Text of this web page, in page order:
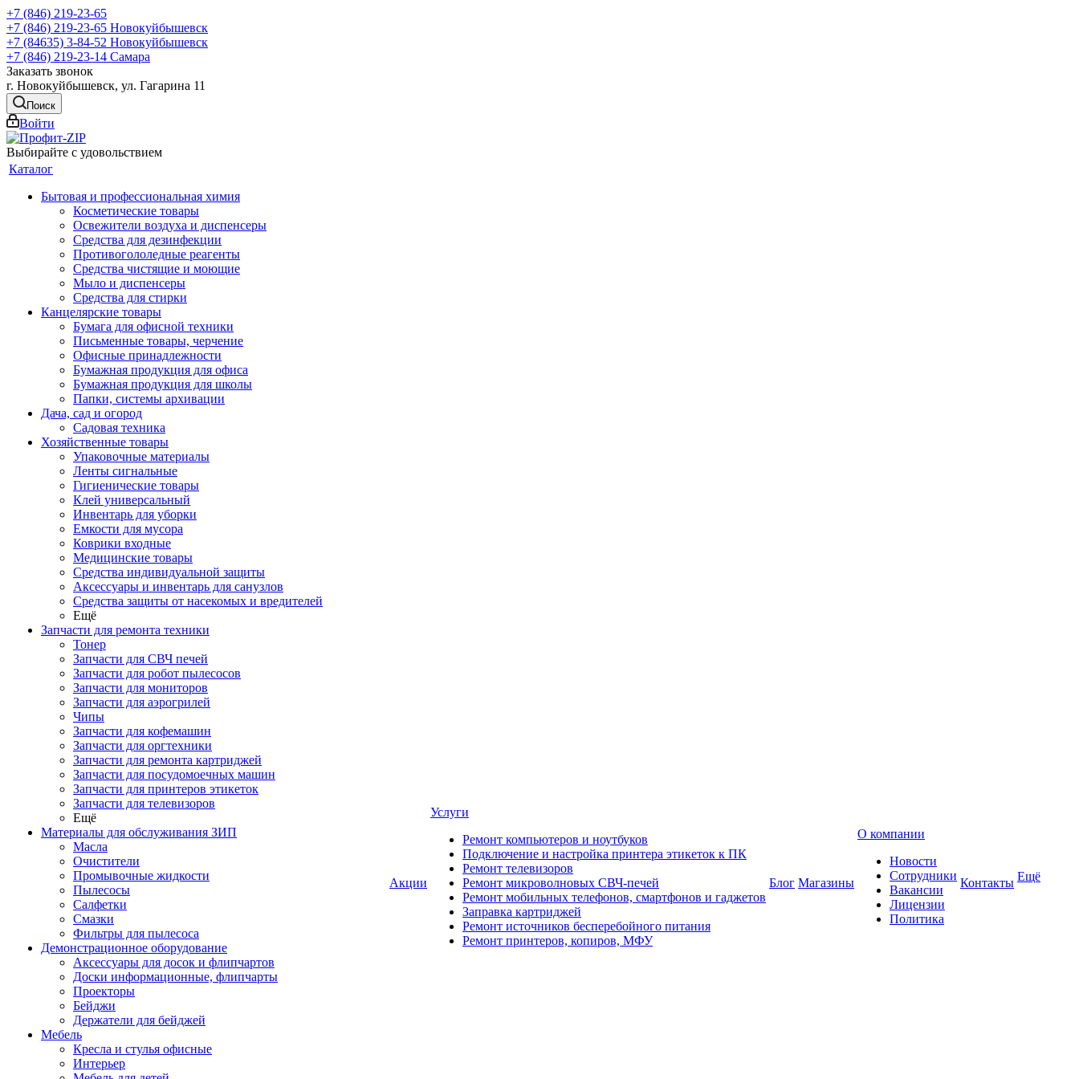
+7 (846) 219-23-65
+7 (846) 219-23-65 Новокуйбышевск
+7 (84635) 3-84-52 Новокуйбышевск
+7 (846) 219-23-14 Самара
Заказать звонок
г. Новокуйбышевск, ул. Гагарина 11
Поиск
Войти
Выбирайте с удовольствием
Каталог
Бытовая и профессиональная химия
Косметические товары
Освежители воздуха и диспенсеры
Средства для дезинфекции
Противогололедные реагенты
Средства чистящие и моющие
Мыло и диспенсеры
Средства для стирки
Канцелярские товары
Бумага для офисной техники
Письменные товары, черчение
Офисные принадлежности
Бумажная продукция для офиса
Бумажная продукция для школы
Папки, системы архивации
Дача, сад и огород
Садовая техника
Хозяйственные товары
Упаковочные материалы
Ленты сигнальные
Гигиенические товары
Клей универсальный
Инвентарь для уборки
Емкости для мусора
Коврики входные
Медицинские товары
Средства индивидуальной защиты
Аксессуары и инвентарь для санузлов
Средства защиты от насекомых и вредителей
Ещё
Запчасти для ремонта техники
Тонер
Запчасти для СВЧ печей
Запчасти для робот пылесосов
Запчасти для мониторов
Запчасти для аэрогрилей
Чипы
Запчасти для кофемашин
Запчасти для оргтехники
Запчасти для ремонта картриджей
Запчасти для посудомоечных машин
Запчасти для принтеров этикеток
Запчасти для телевизоров
Ещё
Материалы для обслуживания ЗИП
Масла
Очистители
Промывочные жидкости
Пылесосы
Салфетки
Смазки
Фильтры для пылесоса
Демонстрационное оборудование
Аксессуары для досок и флипчартов
Доски информационные, флипчарты
Проекторы
Бейджи
Держатели для бейджей
Мебель
Кресла и стулья офисные
Интерьер
Акции
Услуги
Ремонт компьютеров и ноутбуков
Подключение и настройка принтера этикеток к ПК
Ремонт телевизоров
Ремонт микроволновых СВЧ-печей
Ремонт мобильных телефонов, смартфонов и гаджетов
Заправка картриджей
Ремонт источников бесперебойного питания
Ремонт принтеров, копиров, МФУ
Блог Магазины
О компании
Новости
Сотрудники
Вакансии
Лицензии
Политика
Контакты Ещё